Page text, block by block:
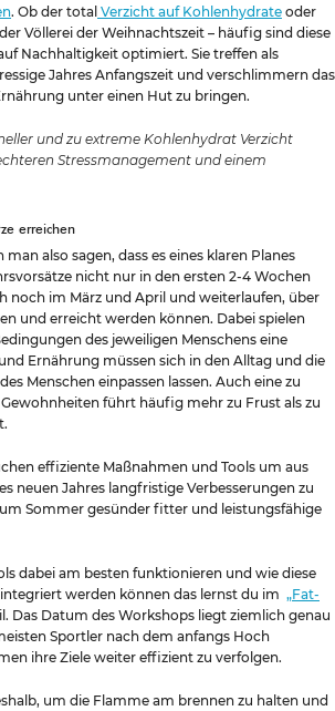
. Ob der total Verzicht auf Kohlenhydrate oder
Völlerei der Weihnachtszeit – häufig sind diese
Nachhaltigkeit optimiert. Sie treffen als
Jahres Anfangszeit und verschlimmern das
unter einen Hut zu bringen.
und zu extreme Kohlenhydrat Verzicht
Stressmanagement und einem
erreichen
also sagen, dass es eines klaren Planes
nicht nur in den ersten 2-4 Wochen
noch im März und April und weiterlaufen, über
und erreicht werden können. Dabei spielen
des jeweiligen Menschens eine
Ernährung müssen sich in den Alltag und die
Menschen einpassen lassen. Auch eine zu
führt häufig mehr zu Frust als zu
effiziente Maßnahmen und Tools um aus
neuen Jahres langfristige Verbesserungen zu
Sommer gesünder fitter und leistungsfähige
dabei am besten funktionieren und wie diese
werden können das lernst du im „Fat-
Das Datum des Workshops liegt ziemlich genau
Sportler nach dem anfangs Hoch
ihre Ziele weiter effizient zu verfolgen.
um die Flamme am brennen zu halten und